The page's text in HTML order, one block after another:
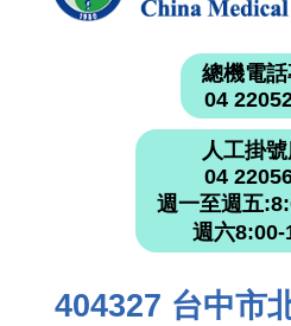
總機電
04
人工掛
04
週一至週五
週六8:00-
404327 台中市